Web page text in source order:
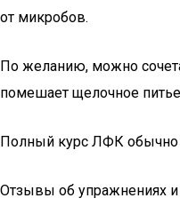
от микробов.
По желанию, можно
помешает щелочное
Полный курс ЛФК обычно
Отзывы об упражнениях